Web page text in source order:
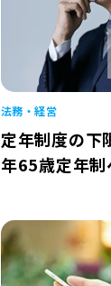
法務・経営
定年制度の下
年65歳定年